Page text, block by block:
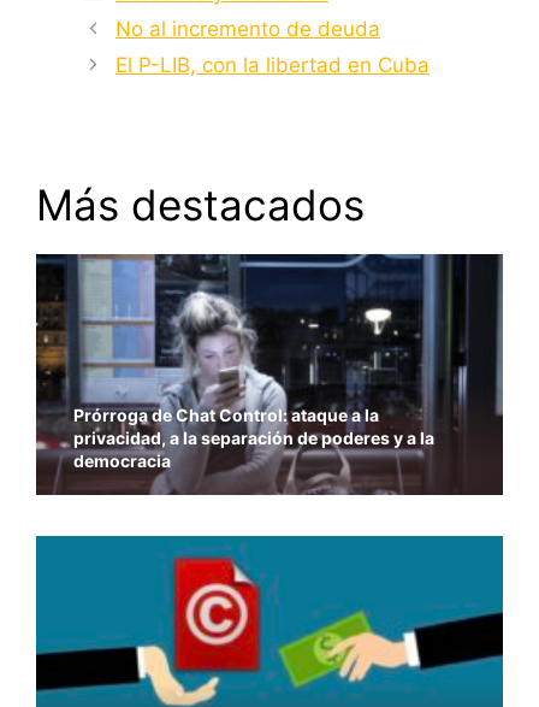
No al incremento de deuda
El P-LIB, con la libertad en Cuba
Más destacados
Prórroga de Chat Control: ataque a la
privacidad, a la separación de poderes y a la
democracia